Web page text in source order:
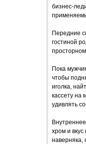
бизнес-
Передние
гостиной
Пока
чтобы
иголка,
кассету на
удивлять
хром и
наверняка,